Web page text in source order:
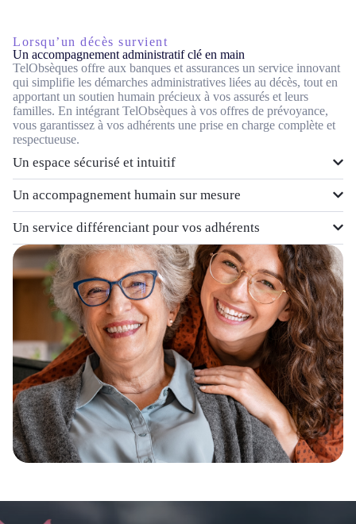
Lorsqu’un décès survient
Un accompagnement administratif clé en main
TelObsèques offre aux banques et assurances un service innovant
qui simplifie les démarches administratives liées au décès, tout en
apportant un soutien humain précieux à vos assurés et leurs
familles. En intégrant TelObsèques à vos offres de prévoyance,
vous garantissez à vos adhérents une prise en charge complète et
respectueuse.
Un espace sécurisé et intuitif
Un accompagnement humain sur mesure
Un service différenciant pour vos adhérents